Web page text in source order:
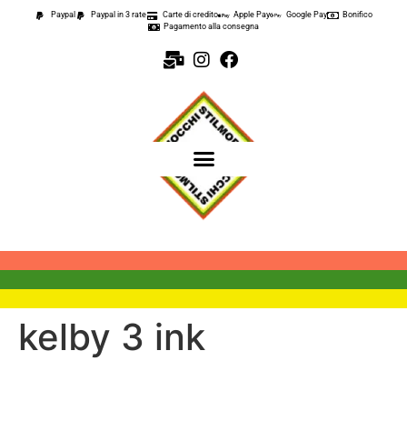
contenuto
Paypal Paypal in 3 rate Carte di credito Apple Pay Google Pay
Bonifico
Pagamento alla consegna
kelby 3 ink